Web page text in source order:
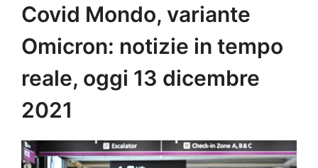
Covid Mondo, variante
Omicron: notizie in tempo
reale, oggi 13 dicembre
2021